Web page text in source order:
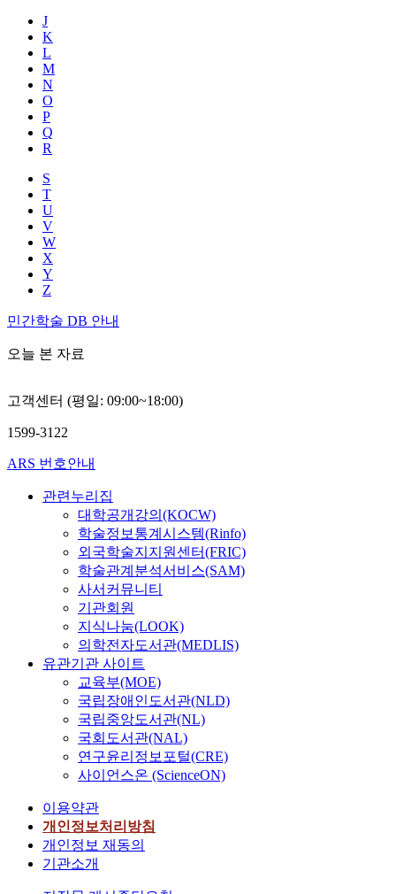
J
K
L
M
N
O
P
Q
R
S
T
U
V
W
X
Y
Z
민간학술 DB 안내
오늘 본 자료
고객센터 (평일: 09:00~18:00)
1599-3122
ARS 번호안내
관련누리집
대학공개강의(KOCW)
학술정보통계시스템(Rinfo)
외국학술지지원센터(FRIC)
학술관계분석서비스(SAM)
사서커뮤니티
기관회원
지식나눔(LOOK)
의학전자도서관(MEDLIS)
유관기관 사이트
교육부(MOE)
국립장애인도서관(NLD)
국립중앙도서관(NL)
국회도서관(NAL)
연구윤리정보포털(CRE)
사이언스온 (ScienceON)
이용약관
개인정보처리방침
개인정보 재동의
기관소개